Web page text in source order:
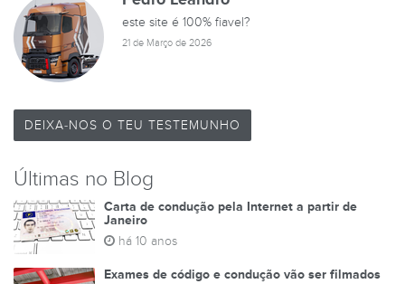
este site é 100% fiavel?
21 de Março de 2026
DEIXA-NOS O TEU TESTEMUNHO
Últimas no Blog
Carta de condução pela Internet a partir de
Janeiro
há 10 anos
Exames de código e condução vão ser filmados